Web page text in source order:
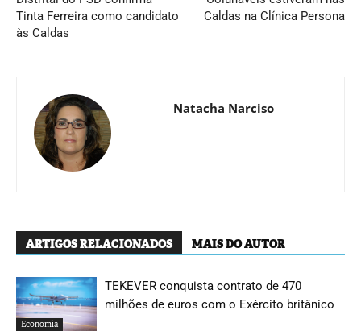
Tinta Ferreira como candidato
às Caldas
Caldas na Clínica Persona
Natacha Narciso
ARTIGOS RELACIONADOS MAIS DO AUTOR
Economia
TEKEVER conquista contrato de 470
milhões de euros com o Exército britânico